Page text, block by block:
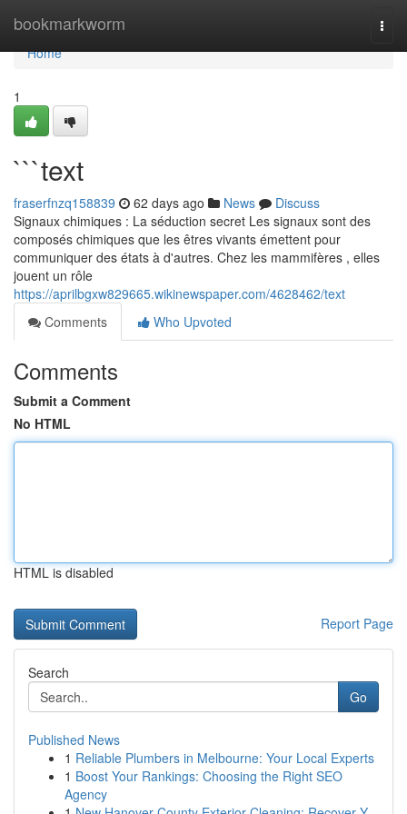
bookmarkworm
Home
Home
1
```text
fraserfnzq158839 62 days ago News
Discuss
Signaux chimiques : La séduction secret Les signaux sont des
composés chimiques que les êtres vivants émettent pour
communiquer des états à d'autres. Chez les mammifères , elles
jouent un rôle
https://aprilbgxw829665.wikinewspaper.com/4628462/text
Comments
Who Upvoted
Comments
Submit a Comment
No HTML
HTML is disabled
Report Page
Search
Go
Published News
1 Reliable Plumbers in Melbourne: Your Local Experts
1 Boost Your Rankings: Choosing the Right SEO
Agency